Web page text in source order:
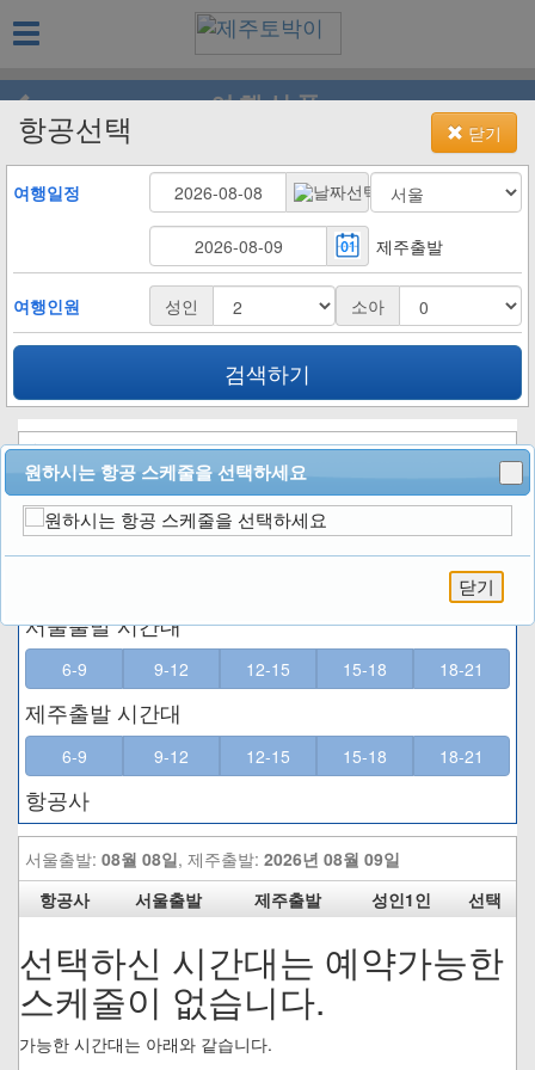
Toggle
여행상품
예약하기 여행바구니
상품 추가
총이용요금:원
예약하기 여행바구니
상품 추가
전화하기 PC버전 예약확인
카카오톡 카카오스토리페이스북 밴드
대표 742-4938 | 팩스 742-4937
사업자등록 : 616-81-73175 | 통신판매 : 제 2004-제주연동-40 호
Copyright@2011 TOBACGI.CO.,LTD ALL RIGHTS RESERVED.
원하시는 항공 스케줄을 선택하세요
닫기